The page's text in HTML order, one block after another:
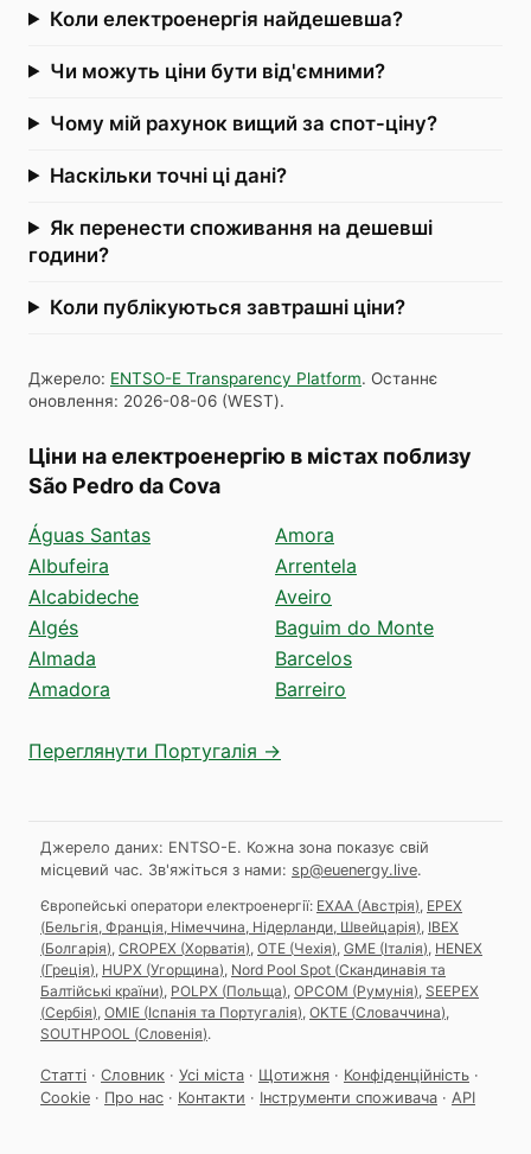
Коли електроенергія найдешевша?
Чи можуть ціни бути від'ємними?
Чому мій рахунок вищий за спот-ціну?
Наскільки точні ці дані?
Як перенести споживання на дешевші
години?
Коли публікуються завтрашні ціни?
Джерело: ENTSO-E Transparency Platform. Останнє
оновлення: 2026-08-06 (WEST).
Ціни на електроенергію в містах поблизу
São Pedro da Cova
Águas Santas
Albufeira
Alcabideche
Algés
Almada
Amadora
Amora
Arrentela
Aveiro
Baguim do Monte
Barcelos
Barreiro
Переглянути Португалія →
Джерело даних: ENTSO-E. Кожна зона показує свій
місцевий час. Зв'яжіться з нами: sp@euenergy.live.
Європейські оператори електроенергії: EXAA (Австрія) EPEX
(Бельгія, Франція, Німеччина, Нідерланди, Швейцарія) IBEX
(Болгарія) CROPEX (Хорватія) OTE (Чехія) GME (Італія) HENEX
(Греція) HUPX (Угорщина) Nord Pool Spot (Скандинавія та
Балтійські країни) POLPX (Польща) OPCOM (Румунія) SEEPEX
(Сербія) OMIE (Іспанія та Португалія) OKTE (Словаччина)
SOUTHPOOL (Словенія).
Статті · Словник · Усі міста · Щотижня · Конфіденційність ·
Cookie · Про нас · Контакти · Інструменти споживача · API